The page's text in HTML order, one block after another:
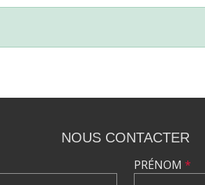
NOUS CONTACTER
PRÉNOM *